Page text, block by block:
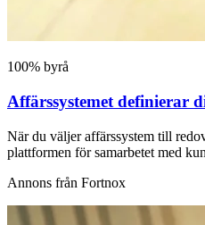
100% byrå
Affärssystemet definierar
När du väljer affärssystem till
plattformen för samarbetet med
Annons från Fortnox